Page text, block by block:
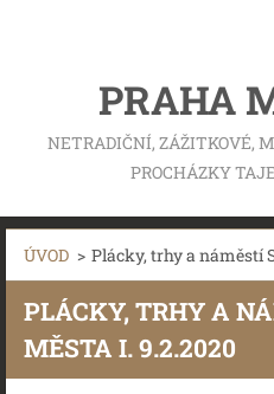
PRAHA
NETRADIČNÍ, ZÁŽITKOVÉ,
PROCHÁZKY
ÚVOD > Plácky, trhy a náměstí
PLÁCKY, TRHY A
MĚSTA I. 9.2.2020